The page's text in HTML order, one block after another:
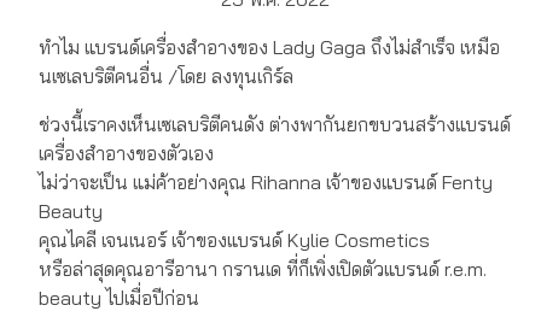
ทำไม แบรนด์เครื่องสำอางของ Lady Gaga ถึงไม่สำเร็จ เหมือ
นเซเลบริตีคนอื่น /โดย ลงทุนเกิร์ล
ช่วงนี้เราคงเห็นเซเลบริตีคนดัง ต่างพากันยกขบวนสร้างแบรนด์
เครื่องสำอางของตัวเอง
ไม่ว่าจะเป็น แม่ค้าอย่างคุณ Rihanna เจ้าของแบรนด์ Fenty
Beauty
คุณไคลี เจนเนอร์ เจ้าของแบรนด์ Kylie Cosmetics
หรือล่าสุดคุณอารีอานา กรานเด ที่ก็เพิ่งเปิดตัวแบรนด์ r.e.m.
beauty ไปเมื่อปีก่อน